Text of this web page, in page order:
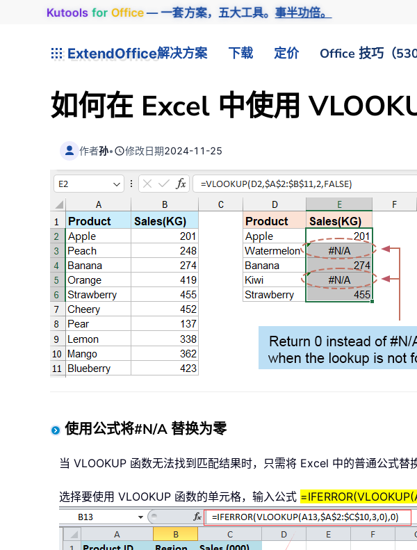
Kutools for Office— 一套方案，五大工具。 事半功倍。
ExtendOffice解决方案 下载 定价 Office 技巧（
如何在 Excel 中使用
作者孙• 修改日期2024-11-25
使用公式将#N/A 替换为零
当 VLOOKUP 函数无法找到匹配结果时，只需将 Excel 中的普通公式
选择要使用 VLOOKUP 函数的单元格，输入公式